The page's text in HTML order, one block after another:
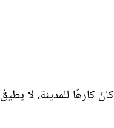
كارهًا للمدينة، لا يطيقُ